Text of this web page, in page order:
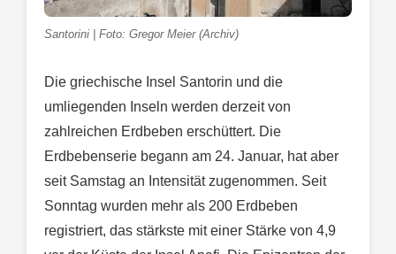
Santorini | Foto: Gregor Meier (Archiv)
Die griechische Insel Santorin und die
umliegenden Inseln werden derzeit von
zahlreichen Erdbeben erschüttert. Die
Erdbebenserie begann am 24. Januar, hat aber
seit Samstag an Intensität zugenommen. Seit
Sonntag wurden mehr als 200 Erdbeben
registriert, das stärkste mit einer Stärke von 4,9